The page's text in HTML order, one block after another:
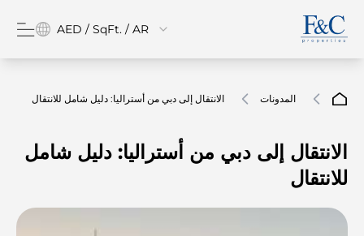
AED / SqFt. / AR
المدونات الانتقال إلى دبي من أستراليا: دليل شامل للانتقال
الانتقال إلى دبي من أستراليا: دليل شامل
للانتقال